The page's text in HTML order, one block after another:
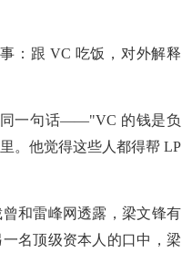
：跟 VC 吃饭，对外解释
同一句话——"VC 的钱是负
。他觉得这些人都得帮 LP
和雷峰网透露，梁文锋有
名顶级资本人的口中，梁